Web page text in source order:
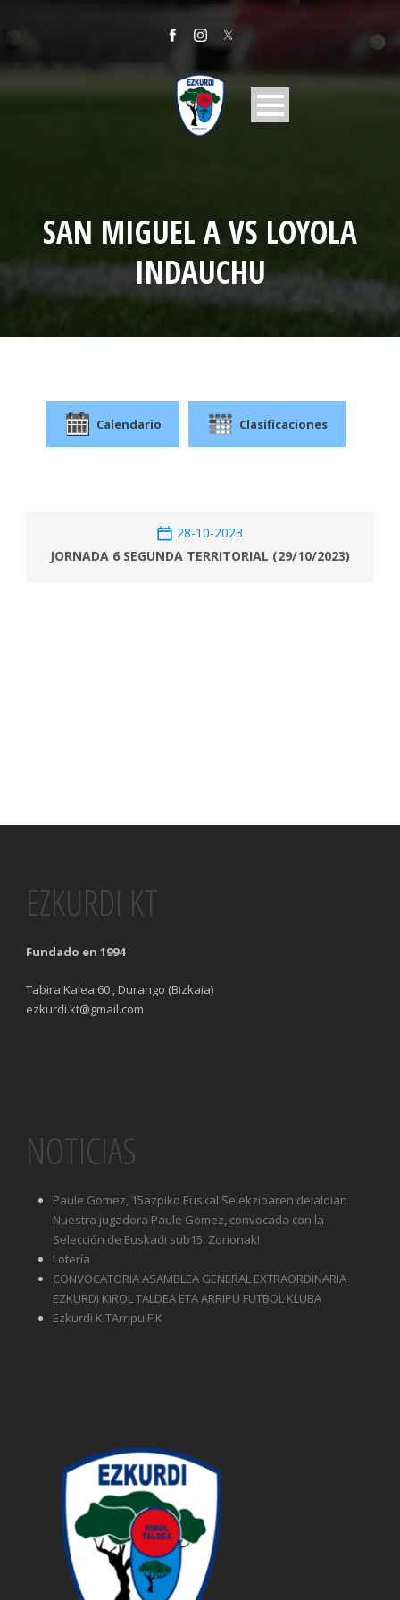
SAN MIGUEL A VS LOYOLA
INDAUCHU
Calendario Clasificaciones
28-10-2023
JORNADA 6 SEGUNDA TERRITORIAL (29/10/2023)
EZKURDI KT
Fundado en 1994
Tabira Kalea 60 , Durango (Bizkaia)
ezkurdi.kt@gmail.com
NOTICIAS
Paule Gomez, 15azpiko Euskal Selekzioaren deialdian
Nuestra jugadora Paule Gomez, convocada con la
Selección de Euskadi sub15. Zorionak!
Lotería
CONVOCATORIA ASAMBLEA GENERAL EXTRAORDINARIA
EZKURDI KIROL TALDEA ETA ARRIPU FUTBOL KLUBA
Ezkurdi K.TArripu F.K